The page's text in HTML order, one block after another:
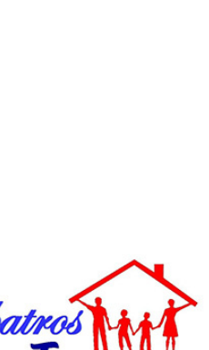
VOIR LE BIEN